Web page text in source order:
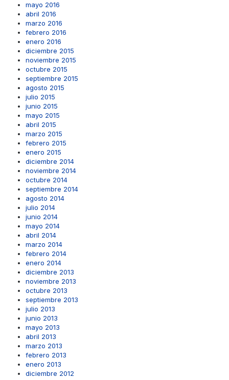
mayo 2016
abril 2016
marzo 2016
febrero 2016
enero 2016
diciembre 2015
noviembre 2015
octubre 2015
septiembre 2015
agosto 2015
julio 2015
junio 2015
mayo 2015
abril 2015
marzo 2015
febrero 2015
enero 2015
diciembre 2014
noviembre 2014
octubre 2014
septiembre 2014
agosto 2014
julio 2014
junio 2014
mayo 2014
abril 2014
marzo 2014
febrero 2014
enero 2014
diciembre 2013
noviembre 2013
octubre 2013
septiembre 2013
julio 2013
junio 2013
mayo 2013
abril 2013
marzo 2013
febrero 2013
enero 2013
diciembre 2012